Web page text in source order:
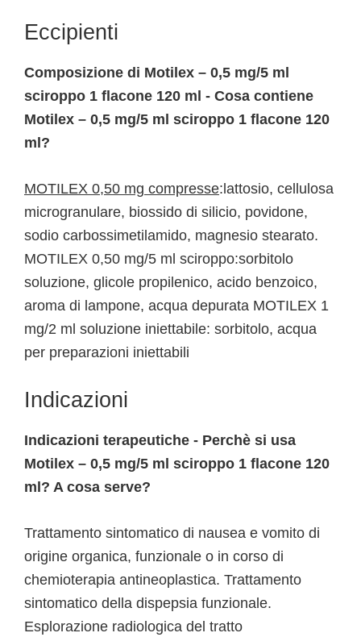
Eccipienti
Composizione di Motilex – 0,5 mg/5 ml
sciroppo 1 flacone 120 ml - Cosa contiene
Motilex – 0,5 mg/5 ml sciroppo 1 flacone 120
ml?
MOTILEX 0,50 mg compresse:lattosio, cellulosa
microgranulare, biossido di silicio, povidone,
sodio carbossimetilamido, magnesio stearato.
MOTILEX 0,50 mg/5 ml sciroppo:sorbitolo
soluzione, glicole propilenico, acido benzoico,
aroma di lampone, acqua depurata MOTILEX 1
mg/2 ml soluzione iniettabile: sorbitolo, acqua
per preparazioni iniettabili
Indicazioni
Indicazioni terapeutiche - Perchè si usa
Motilex – 0,5 mg/5 ml sciroppo 1 flacone 120
ml? A cosa serve?
Trattamento sintomatico di nausea e vomito di
origine organica, funzionale o in corso di
chemioterapia antineoplastica. Trattamento
sintomatico della dispepsia funzionale.
Esplorazione radiologica del tratto